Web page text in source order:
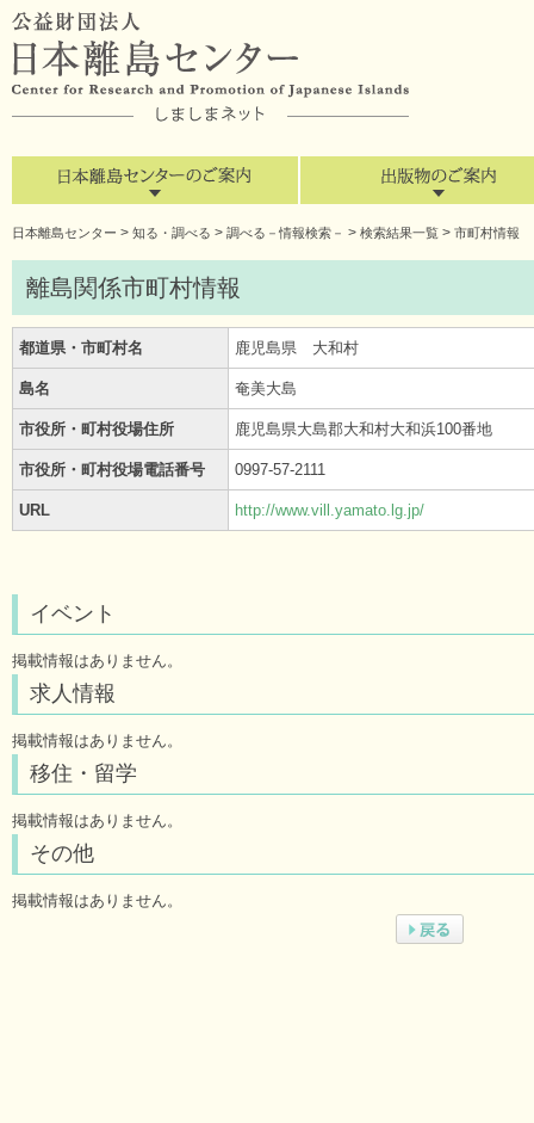
日本離島センター > 知る・調べる > 調べる－情報検索－ > 検索結果一覧 > 市町村情報
離島関係市町村情報
都道県・市町村名 鹿児島県 大和村
島名 奄美大島
市役所・町村役場住所 鹿児島県大島郡大和村大和浜100番地
市役所・町村役場電話番号 0997-57-2111
URL http://www.vill.yamato.lg.jp/
イベント
掲載情報はありません。
求人情報
掲載情報はありません。
移住・留学
掲載情報はありません。
その他
掲載情報はありません。